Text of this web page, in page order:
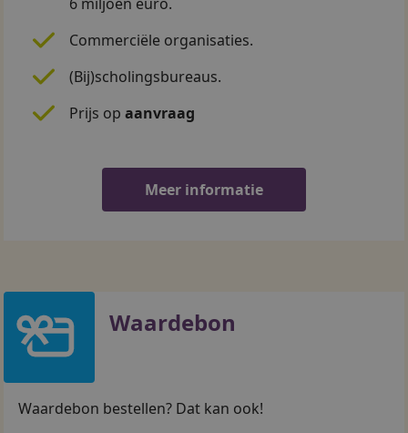
Commerciële organisaties.
(Bij)scholingsbureaus.
Prijs op aanvraag
Meer informatie
Waardebon
Waardebon bestellen? Dat kan ook!
Google Privacy Policy